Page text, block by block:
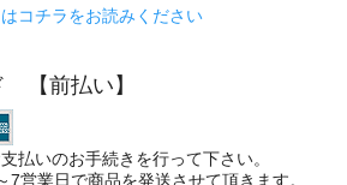
コチラをお読みください
【前払い】
払いのお手続きを行って下さい。
7営業日で商品を発送させて頂きます。